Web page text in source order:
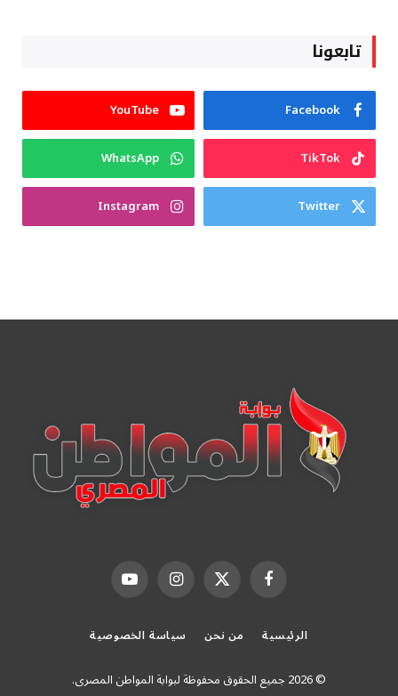
تابعونا
Facebook
YouTube
TikTok
WhatsApp
Twitter
Instagram
فيسبوك X الانستغراميوتيوب
الرئيسية من نحن سياسة الخصوصية
© 2026 جميع الحقوق محفوظة لبوابة المواطن المصرى.